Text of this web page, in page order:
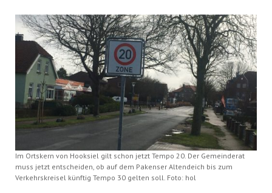
Im Ortskern von Hooksiel gilt schon jetzt Tempo 20. Der Gemeinderat
muss jetzt entscheiden, ob auf dem Pakenser Altendeich bis zum
Verkehrskreisel künftig Tempo 30 gelten soll. Foto: hol